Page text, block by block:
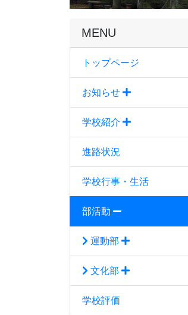
MENU
トップページ
お知らせ
学校紹介
進路状況
学校行事・生活
部活動
運動部
文化部
学校評価